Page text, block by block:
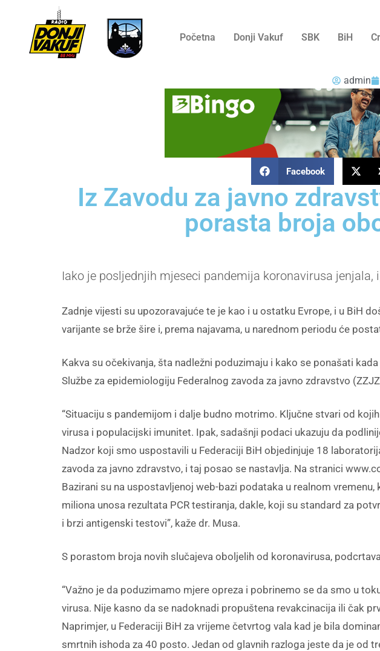
Početna Donji Vakuf SBK BiH
admin
Facebook
Iz Zavodu za javno
porasta broja
Iako je posljednjih mjeseci pandemija koronavirusa jenjala,
Zadnje vijesti su upozoravajuće te je kao i u ostatku Evrope, i u BiH
varijante se brže šire i, prema najavama, u narednom periodu će
Kakva su očekivanja, šta nadležni poduzimaju i kako se ponašati
Službe za epidemiologiju Federalnog zavoda za javno zdravstvo
“Situaciju s pandemijom i dalje budno motrimo. Ključne stvari od
virusa i populacijski imunitet. Ipak, sadašnji podaci ukazuju da
Nadzor koji smo uspostavili u Federaciji BiH objedinjuje 18
zavoda za javno zdravstvo, i taj posao se nastavlja. Na stranici
Bazirani su na uspostavljenoj web-bazi podataka u realnom
miliona unosa rezultata PCR testiranja, dakle, koji su standard za
i brzi antigenski testovi”, kaže dr. Musa.
S porastom broja novih slučajeva oboljelih od koronavirusa,
“Važno je da poduzimamo mjere opreza i pobrinemo se da smo u
virusa. Nije kasno da se nadoknadi propuštena revakcinacija ili čak
Naprimjer, u Federaciji BiH za vrijeme četvrtog vala kad je bila
smrtnih ishoda za 40 posto. Jedan od glavnih razloga jeste da je